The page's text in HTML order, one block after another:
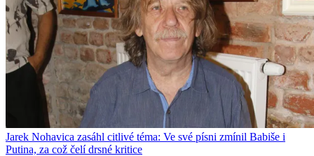
Jarek Nohavica zasáhl citlivé téma: Ve své písni zmínil Babiše i
Putina, za což čelí drsné kritice